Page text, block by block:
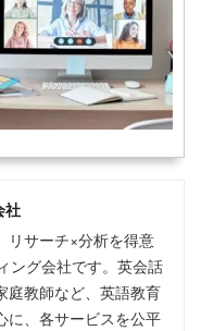
社
リサーチ×分析を得意
ング会社です。英会話
庭教師など、英語教育
に、各サービスを公平